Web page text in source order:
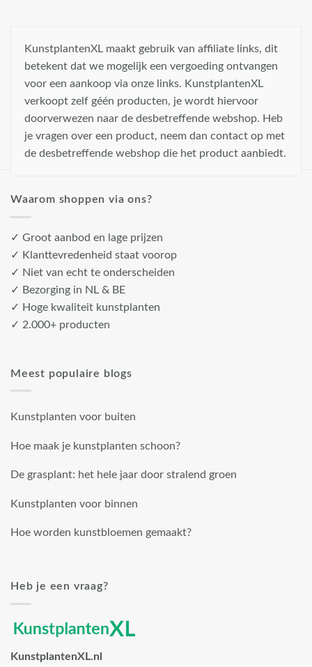
KunstplantenXL maakt gebruik van affiliate links, dit
betekent dat we mogelijk een vergoeding ontvangen
voor een aankoop via onze links. KunstplantenXL
verkoopt zelf géén producten, je wordt hiervoor
doorverwezen naar de desbetreffende webshop. Heb
je vragen over een product, neem dan contact op met
de desbetreffende webshop die het product aanbiedt.
Waarom shoppen via ons?
✓ Groot aanbod en lage prijzen
✓ Klanttevredenheid staat voorop
✓ Niet van echt te onderscheiden
✓ Bezorging in NL & BE
✓ Hoge kwaliteit kunstplanten
✓ 2.000+ producten
Meest populaire blogs
Kunstplanten voor buiten
Hoe maak je kunstplanten schoon?
De grasplant: het hele jaar door stralend groen
Kunstplanten voor binnen
Hoe worden kunstbloemen gemaakt?
Heb je een vraag?
KunstplantenXL.nl